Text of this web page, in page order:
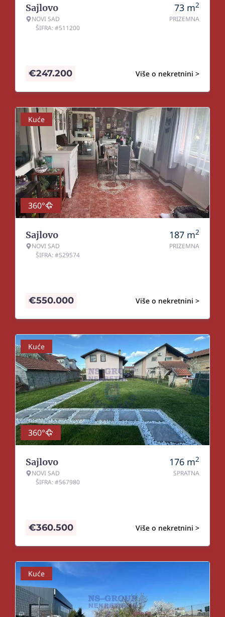
Sajlovo
NOVI SAD
ŠIFRA: #511200
73 m2
PRIZEMNA
Više o nekretnini >
€247.200
Kuće
360°
Sajlovo
NOVI SAD
ŠIFRA: #529574
187 m2
PRIZEMNA
Više o nekretnini >
€550.000
Kuće
360°
Sajlovo
NOVI SAD
ŠIFRA: #567980
176 m2
SPRATNA
Više o nekretnini >
€360.500
Kuće